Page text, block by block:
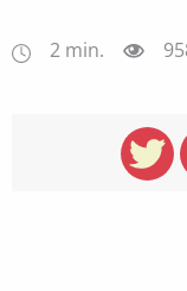
2 min.